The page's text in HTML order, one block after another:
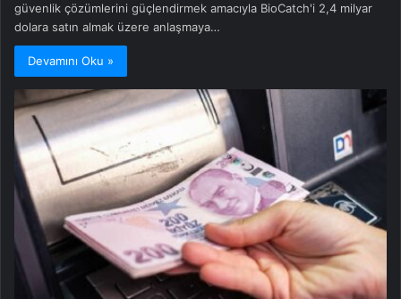
güvenlik çözümlerini güçlendirmek amacıyla BioCatch'i 2,4 milyar
dolara satın almak üzere anlaşmaya…
Devamını Oku »